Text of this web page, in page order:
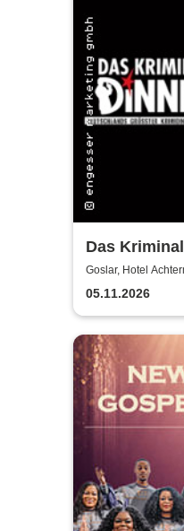
Das
Aussage:
Goslar, Hotel
05.11.2026